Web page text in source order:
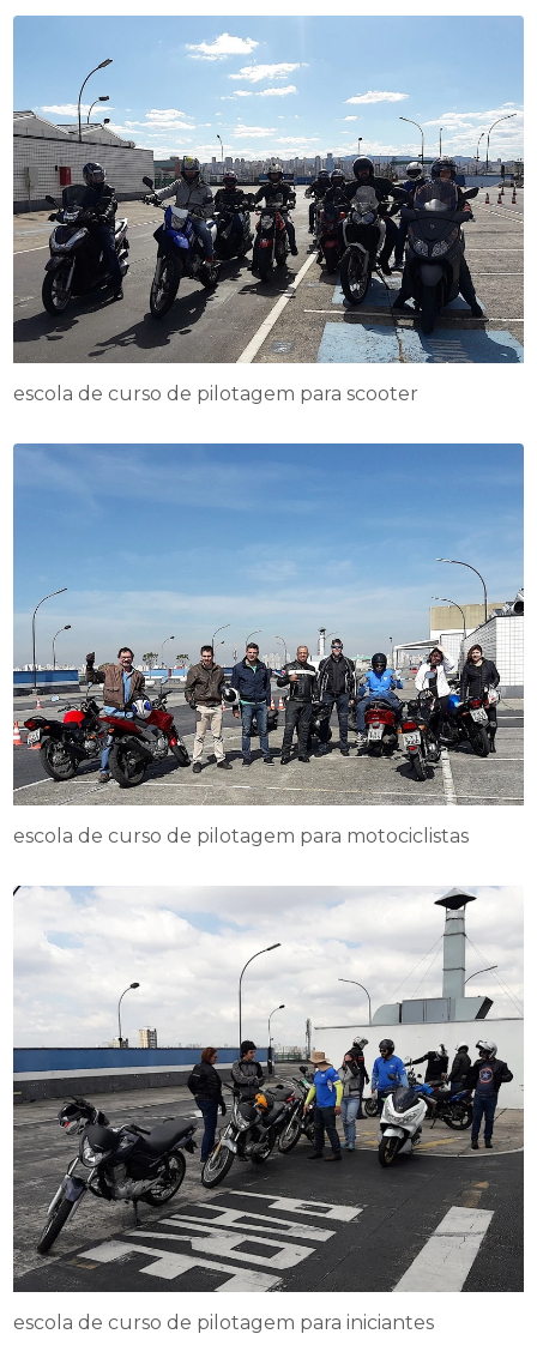
escola de curso de pilotagem para scooter
escola de curso de pilotagem para motociclistas
escola de curso de pilotagem para iniciantes